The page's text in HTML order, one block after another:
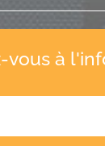
vous à